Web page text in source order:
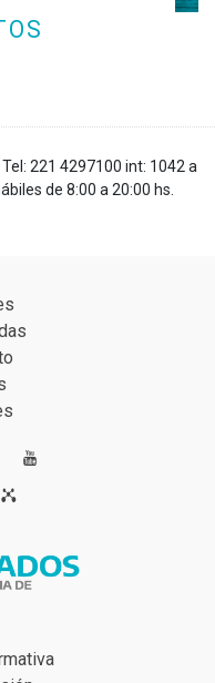
Tel: 221 4297100 int: 1042 a
de 8:00 a 20:00 hs.

